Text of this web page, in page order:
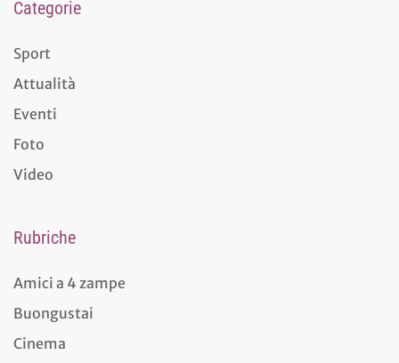
Categorie
Sport
Attualità
Eventi
Foto
Video
Rubriche
Amici a 4 zampe
Buongustai
Cinema